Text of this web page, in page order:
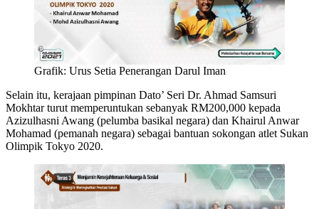
Grafik: Urus Setia Penerangan Darul Iman
Selain itu, kerajaan pimpinan Dato’ Seri Dr. Ahmad Samsuri
Mokhtar turut memperuntukan sebanyak RM200,000 kepada
Azizulhasni Awang (pelumba basikal negara) dan Khairul Anwar
Mohamad (pemanah negara) sebagai bantuan sokongan atlet Sukan
Olimpik Tokyo 2020.